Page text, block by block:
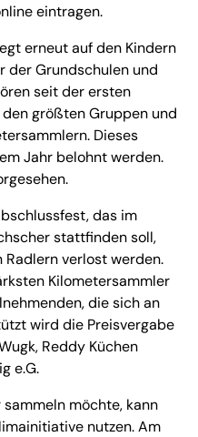
eintragen.
erneut auf den Kindern
der Grundschulen und
seit der ersten
größten Gruppen und
Dieses
Jahr belohnt werden.
das im
stattfinden soll,
Radlern verlost werden.
Kilometersammler
die sich an
wird die Preisvergabe
Reddy Küchen
e.G.
möchte, kann
nutzen. Am